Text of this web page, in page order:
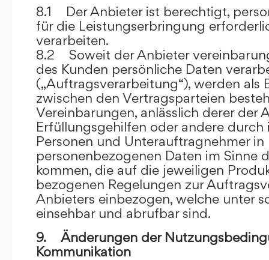
8.1 Der Anbieter ist berechtigt,
für die Leistungserbringung
verarbeiten.
8.2 Soweit der Anbieter
des Kunden persönliche Daten
(„Auftragsverarbeitung“), werden als
zwischen den Vertragsparteien
Vereinbarungen, anlässlich derer der
Erfüllungsgehilfen oder andere
Personen und Unterauftragnehmer
personenbezogenen Daten im Sinne
kommen, die auf die jeweiligen
bezogenen Regelungen zur
Anbieters einbezogen, welche unter
einsehbar und abrufbar sind.
9. Änderungen der
Kommunikation